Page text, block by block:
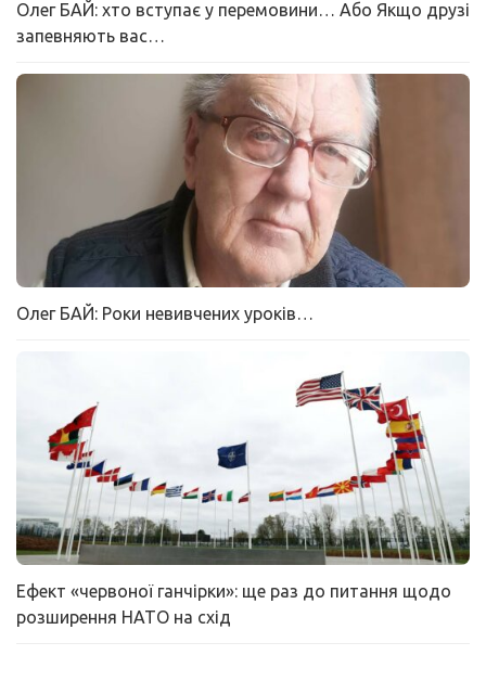
Олег БАЙ: хто вступає у перемовини… Або Якщо друзі
запевняють вас…
Олег БАЙ: Роки невивчених уроків…
Ефект «червоної ганчірки»: ще раз до питання щодо
розширення НАТО на схід